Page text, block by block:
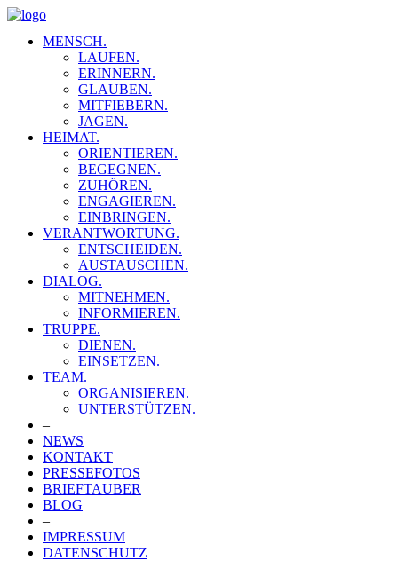
MENSCH.
LAUFEN.
ERINNERN.
GLAUBEN.
MITFIEBERN.
JAGEN.
HEIMAT.
ORIENTIEREN.
BEGEGNEN.
ZUHÖREN.
ENGAGIEREN.
EINBRINGEN.
VERANTWORTUNG.
ENTSCHEIDEN.
AUSTAUSCHEN.
DIALOG.
MITNEHMEN.
INFORMIEREN.
TRUPPE.
DIENEN.
EINSETZEN.
TEAM.
ORGANISIEREN.
UNTERSTÜTZEN.
–
NEWS
KONTAKT
PRESSEFOTOS
BRIEFTAUBER
BLOG
–
IMPRESSUM
DATENSCHUTZ